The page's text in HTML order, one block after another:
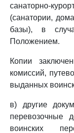
санаторно-
(санатории,
базы), в
Положением.
Копии
комиссий,
выданных
в) другие
перевозочные
воинских